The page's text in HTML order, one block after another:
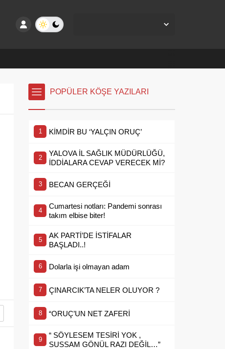
POPÜLER KÖŞE YAZILARI
KİMDİR BU ‘YALÇIN ORUÇ’
YALOVA İL SAĞLIK MÜDÜRLÜĞÜ,
İDDİALARA CEVAP VERECEK Mİ?
BECAN GERÇEĞİ
Cumartesi notları: Pandemi sonrası
takım elbise biter!
AK PARTİ’DE İSTİFALAR
BAŞLADI..!
Dolarla işi olmayan adam
ÇINARCIK’TA NELER OLUYOR ?
“ORUÇ’UN NET ZAFERİ
“ SÖYLESEM TESİRİ YOK ,
SUSSAM GÖNÜL RAZI DEĞİL…”